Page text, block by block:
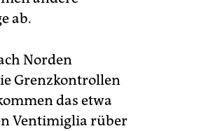
ab.
Norden
Grenzkontrollen
das etwa
Ventimiglia rüber